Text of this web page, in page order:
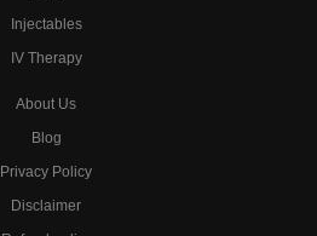
Injectables
IV Therapy
About Us
Blog
Privacy Policy
Disclaimer